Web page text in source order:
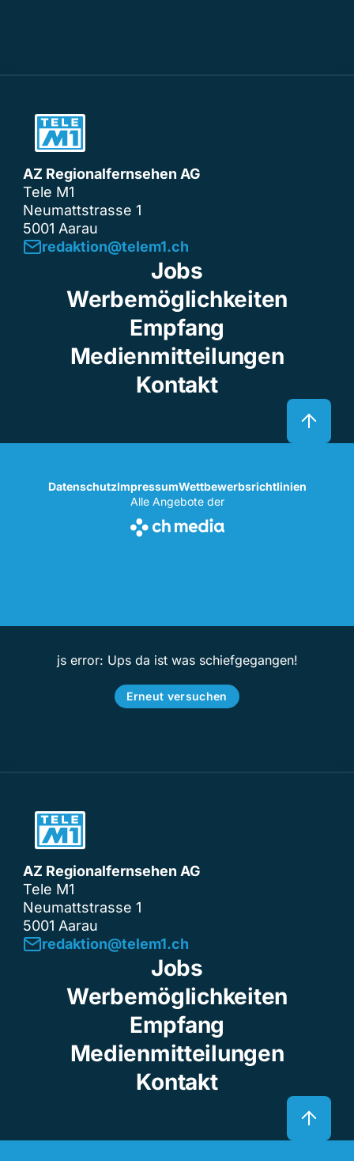
AZ Regionalfernsehen AG
Tele M1
Neumattstrasse 1
5001 Aarau
redaktion@telem1.ch
Jobs
Werbemöglichkeiten
Empfang
Medienmitteilungen
Kontakt
DatenschutzImpressumWettbewerbsrichtlinien
Alle Angebote der
js error: Ups da ist was schiefgegangen!
Erneut versuchen
AZ Regionalfernsehen AG
Tele M1
Neumattstrasse 1
5001 Aarau
redaktion@telem1.ch
Jobs
Werbemöglichkeiten
Empfang
Medienmitteilungen
Kontakt